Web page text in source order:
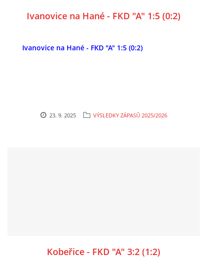
Ivanovice na Hané - FKD "A" 1:5 (0:2)
Ivanovice na Hané - FKD "A" 1:5 (0:2)
23. 9. 2025 VÝSLEDKY ZÁPASŮ 2025/2026
Kobeřice - FKD "A" 3:2 (1:2)